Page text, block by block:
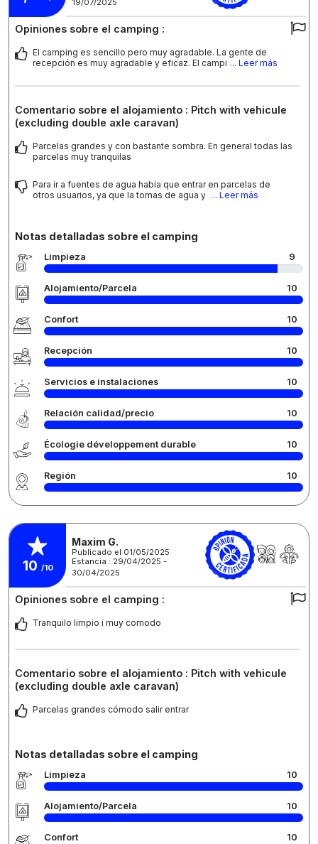
19/07/2025
Opiniones sobre el camping :
El camping es sencillo pero muy agradable. La gente de
recepción es muy agradable y eficaz. El campi ... Leer más
Comentario sobre el alojamiento : Pitch with vehicule
(excluding double axle caravan)
Parcelas grandes y con bastante sombra. En general todas las
parcelas muy tranquilas
Para ir a fuentes de agua había que entrar en parcelas de
otros usuarios, ya que la tomas de agua y ... Leer más
Notas detalladas sobre el camping
Limpieza 9
Alojamiento/Parcela 10
Confort 10
Recepción 10
Servicios e instalaciones 10
Relación calidad/precio 10
Écologie développement durable 10
Región 10
10 /10
Maxim G.
Publicado el 01/05/2025
Estancia : 29/04/2025 -
30/04/2025
Opiniones sobre el camping :
Tranquilo limpio i muy comodo
Comentario sobre el alojamiento : Pitch with vehicule
(excluding double axle caravan)
Parcelas grandes cómodo salir entrar
Notas detalladas sobre el camping
Limpieza 10
Alojamiento/Parcela 10
Confort 10